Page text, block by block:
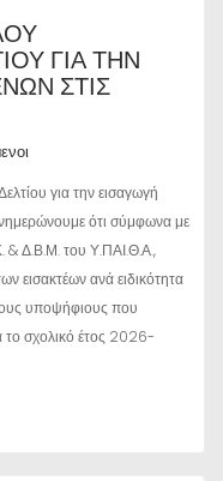
ΓΙΑ ΤΗΝ
ΣΤΙΣ
για την εισαγωγή
ότι σύμφωνα με
& Δ.Β.Μ. του Υ.ΠΑΙ.Θ.Α.,
εισακτέων ανά ειδικότητα
υποψήφιους που
το σχολικό έτος 2026-